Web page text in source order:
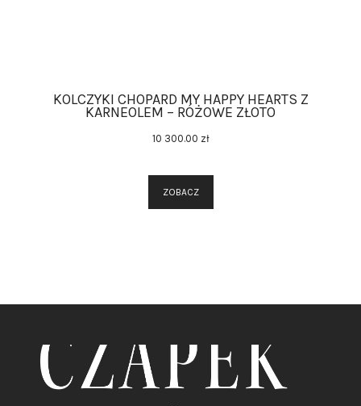
KOLCZYKI CHOPARD MY HAPPY HEARTS Z
KARNEOLEM – RÓŻOWE ZŁOTO
10 300.00 zł
ZOBACZ